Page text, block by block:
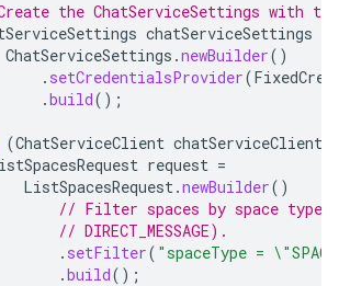
the ChatServiceSettings with
chatServiceSettings
ChatServiceSettings .newBuilder()
. setCredentialsProvider(
.build();
(ChatServiceClient chatServiceClient
request =
ListSpacesRequest.newBuilder()
// Filter spaces by space type
// DIRECT_MESSAGE).
. setFilter( "spaceType =
.build();